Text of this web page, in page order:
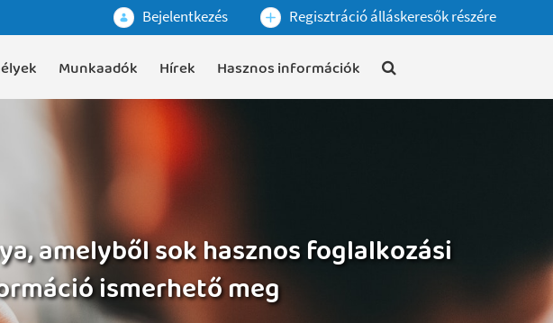
Bejelentkezés Regisztráció álláskeresők részére
Munkaadók Hírek Hasznos információk
amelyből sok hasznos foglalkozási
ismerhető meg